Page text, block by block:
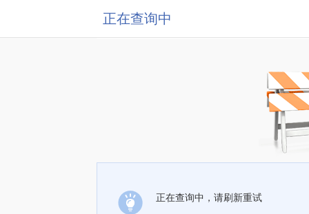
正在查询中
正在查询中，请刷新重试